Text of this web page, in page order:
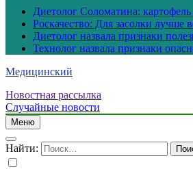
Диетолог Соломатина:
Роскачество: Для засолки лучше
Диетолог назвала признаки
Технолог назвала признаки
Медицинский
Новостная рассылка
Случайные новости
Меню
Найти: